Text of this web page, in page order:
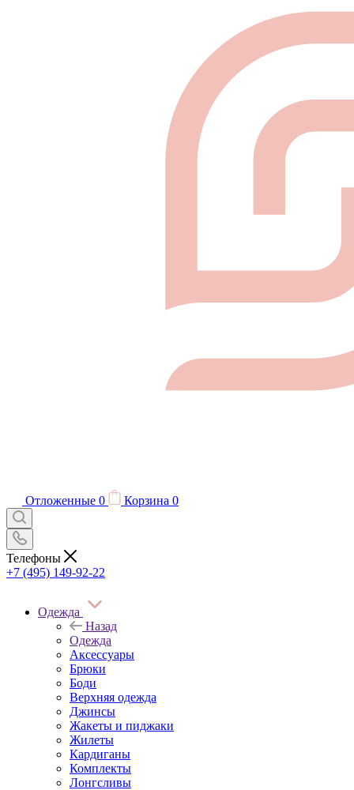
Отложенные 0 Корзина 0
Телефоны
+7 (495) 149-92-22
Одежда
Назад
Одежда
Аксессуары
Брюки
Боди
Верхняя одежда
Джинсы
Жакеты и пиджаки
Жилеты
Кардиганы
Комплекты
Лонгсливы